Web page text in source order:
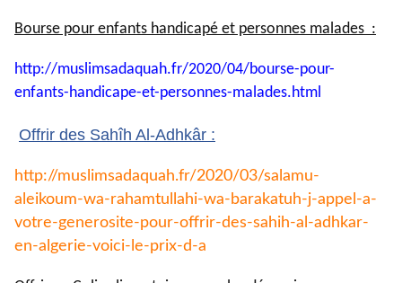
Bourse pour enfants handicapé et personnes malades :
http://muslimsadaquah.fr/2020/04/bourse-pour-
enfants-handicape-et-personnes-malades.html
Offrir des Sahîh Al-Adhkâr :
http://muslimsadaquah.fr/2020/03/salamu-
aleikoum-wa-rahamtullahi-wa-barakatuh-j-appel-a-
votre-generosite-pour-offrir-des-sahih-al-adhkar-
en-algerie-voici-le-prix-d-a